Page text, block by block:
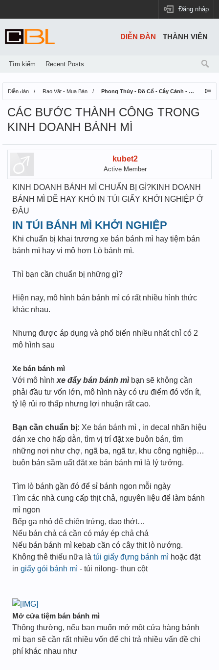
Đăng nhập
Diễn đàn Rao Vặt - Mua Bán Phong Thủy - Đồ Cổ - Cây Cảnh - Thú Nuôi
CÁC BƯỚC THÀNH CÔNG TRONG
KINH DOANH BÁNH MÌ
kubet2
Active Member
KINH DOANH BÁNH MÌ CHUẨN BỊ GÌ?KINH DOANH
BÁNH MÌ DỄ HAY KHÓ IN TÚI GIẤY KHỞI NGHIỆP Ở
ĐÂU
IN TÚI BÁNH MÌ KHỞI NGHIỆP
Khi chuẩn bị khai trương xe bán bánh mì hay tiệm bán
bánh mì hay vi mô hơn Lò bánh mì.
Thì bạn cần chuẩn bị những gì?
Hiện nay, mô hình bán bánh mì có rất nhiều hình thức
khác nhau.
Nhưng được áp dụng và phổ biến nhiều nhất chỉ có 2
mô hình sau
Xe bán bánh mì
Với mô hình xe đẩy bán bánh mìbạn sẽ không cần
phải đầu tư vốn lớn, mô hình này có ưu điểm đó vốn ít,
tỷ lệ rủi ro thấp nhưng lợi nhuận rất cao.
Bạn cần chuẩn bị: Xe bán bánh mì , in decal nhãn hiệu
dán xe cho hấp dẫn, tìm vị trí đặt xe buôn bán, tìm
những nơi như chợ, ngã ba, ngã tư, khu công nghiệp…
buôn bán sầm uất đặt xe bán bánh mì là lý tưởng.
Tìm lò bánh gần đó để sỉ bánh ngon mỗi ngày
Tìm các nhà cung cấp thịt chả, nguyên liệu để làm bánh
mì ngon
Bếp ga nhỏ để chiên trứng, dao thớt…
Nếu bán chả cá cần có máy ép chả chá
Nếu bán bánh mì kebab cần có cây thit lò nướng.
Không thê thiếu nữa là túi giấy đựng bánh mì hoặc đặt
in giấy gói bánh mì - túi nilong- thun cột
Mở cửa tiệm bán bánh mì
Thông thường, nếu bạn muốn mở một cửa hàng bánh
mì bạn sẽ cần rất nhiều vốn để chi trả nhiều vấn đề chi
phí khác nhau như
DIỄN ĐÀN
Tìm kiếm Recent Posts
THÀNH VIÊN